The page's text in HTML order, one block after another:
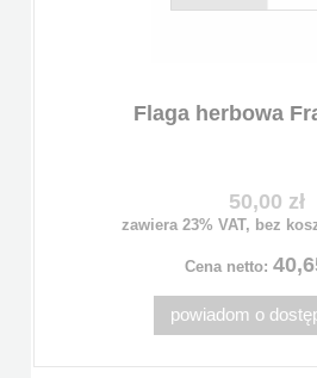
Flaga herbowa
50,00 zł
zawiera 23% VAT, bez
Cena netto:
powiadom o